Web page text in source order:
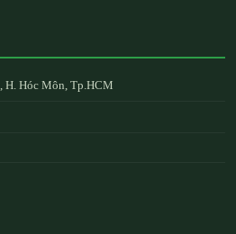
H. Hóc Môn, Tp.HCM